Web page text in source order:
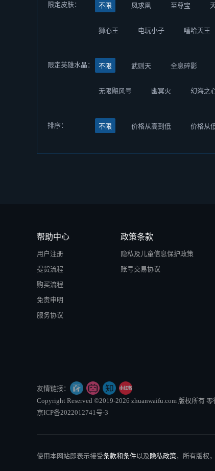
限定皮肤： 不限 凤求凰 至尊宝
狮心王 电玩小子 嘻哈天王
限定英雄水晶： 不限 武则天 全息碎影
无限飓风号 幽冥火 幻海之
排序： 不限 价格从高到低 价格从
帮助中心
用户注册
提货流程
购买流程
免责申明
服务协议
政策条款
隐私及儿童信息保护政策
账号交易协议
友情链接：
Copyright Reserved ©2019-2026 zhuanwaifu.com 版权所有
京ICP备2022012741号-3
使用本网站即表示接受条款和条件以及 隐私政策，所有版权